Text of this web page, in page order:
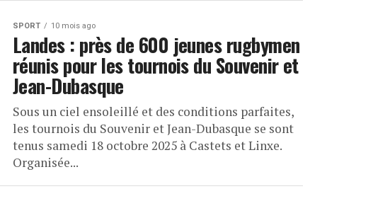
SPORT 10 mois ago
Landes : près de 600 jeunes rugbymen
réunis pour les tournois du Souvenir et
Jean-Dubasque
Sous un ciel ensoleillé et des conditions parfaites,
les tournois du Souvenir et Jean-Dubasque se sont
tenus samedi 18 octobre 2025 à Castets et Linxe.
Organisée...